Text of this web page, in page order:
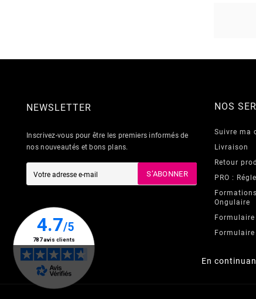
En
NEWSLETTER
Inscrivez-vous pour être les premiers informés de
nos nouveautés et bons plans.
S’ABONNER
NOS
Suivre ma
Livraison
Retour
PRO :
Ongulaire